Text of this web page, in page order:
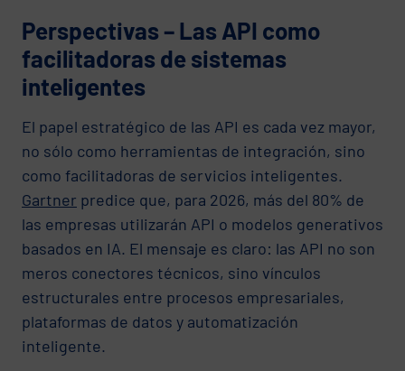
Perspectivas – Las API como
facilitadoras de sistemas
inteligentes
El papel estratégico de las API es cada vez mayor,
no sólo como herramientas de integración, sino
como facilitadoras de servicios inteligentes.
Gartner predice que, para 2026, más del 80% de
las empresas utilizarán API o modelos generativos
basados en IA. El mensaje es claro: las API no son
meros conectores técnicos, sino vínculos
estructurales entre procesos empresariales,
plataformas de datos y automatización
inteligente.